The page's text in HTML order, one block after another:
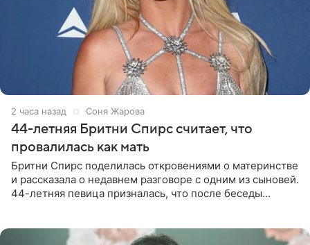
2 часа назад Соня Жарова
44-летняя Бритни Спирс считает, что
провалилась как мать
Бритни Спирс поделилась откровениями о материнстве
и рассказала о недавнем разговоре с одним из сыновей.
44-летняя певица призналась, что после беседы